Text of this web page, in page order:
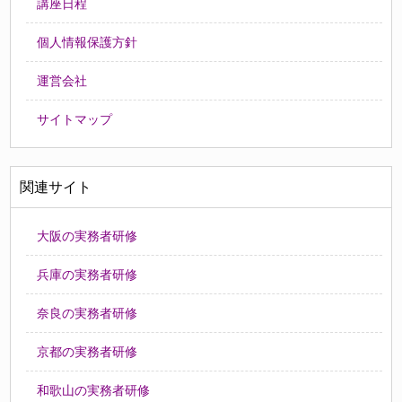
講座日程
個人情報保護方針
運営会社
サイトマップ
関連サイト
大阪の実務者研修
兵庫の実務者研修
奈良の実務者研修
京都の実務者研修
和歌山の実務者研修